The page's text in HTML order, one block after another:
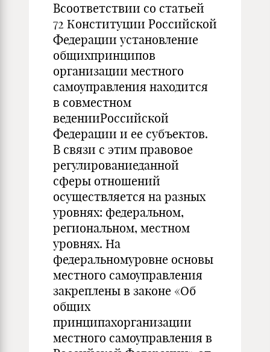
Всоответствии со статьей
72 Конституции Российской
Федерации установление
общихпринципов
организации местного
самоуправления находится
в совместном
веденииРоссийской
Федерации и ее субъектов.
В связи с этим правовое
регулированиеданной
сферы отношений
осуществляется на разных
уровнях: федеральном,
региональном, местном
уровнях. На
федеральномуровне основы
местного самоуправления
закреплены в законе «Об
общих
принципахорганизации
местного самоуправления в